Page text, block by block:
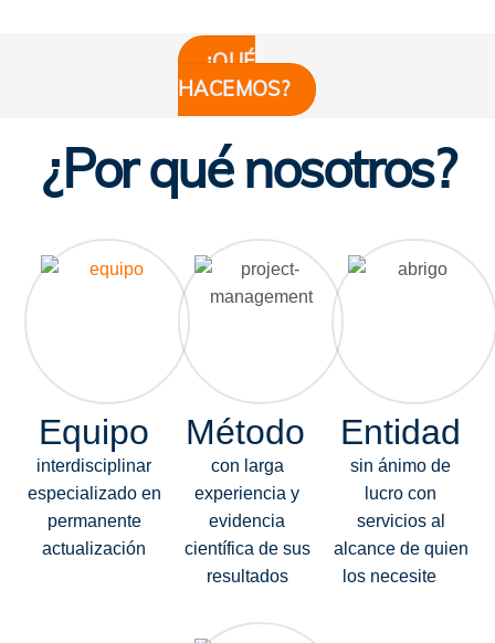
¿QUÉ
HACEMOS?
¿Por qué nosotros?
Equipo
interdisciplinar
especializado en
permanente
actualización
Método
con larga
experiencia y
evidencia
científica de sus
resultados
Entidad
sin ánimo de
lucro con
servicios al
alcance de quien
los necesite